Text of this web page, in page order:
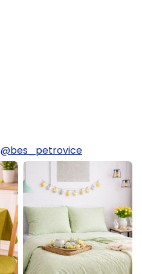
@bes_petrovice